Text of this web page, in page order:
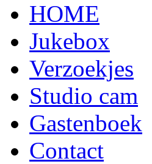
HOME
Jukebox
Verzoekjes
Studio cam
Gastenboek
Contact